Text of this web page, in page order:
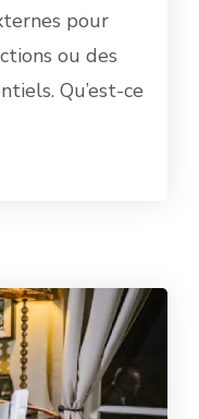
pour
ou des
Qu’est-ce